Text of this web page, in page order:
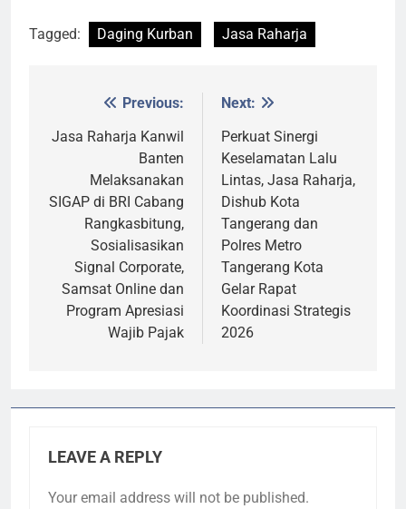
Tagged: Daging Kurban Jasa Raharja
navigation
Previous:
Jasa Raharja Kanwil
Banten
Melaksanakan
SIGAP di BRI Cabang
Rangkasbitung,
Sosialisasikan
Signal Corporate,
Samsat Online dan
Program Apresiasi
Wajib Pajak
Next:
Perkuat Sinergi
Keselamatan Lalu
Lintas, Jasa Raharja,
Dishub Kota
Tangerang dan
Polres Metro
Tangerang Kota
Gelar Rapat
Koordinasi Strategis
2026
LEAVE A REPLY
Your email address will not be published.